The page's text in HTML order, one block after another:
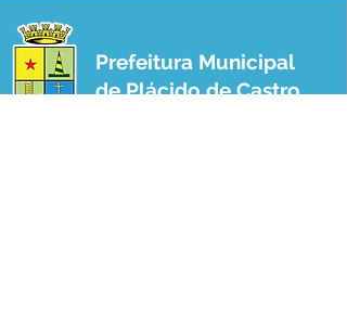
Prefeitura Municipal
de Plácido de Castro